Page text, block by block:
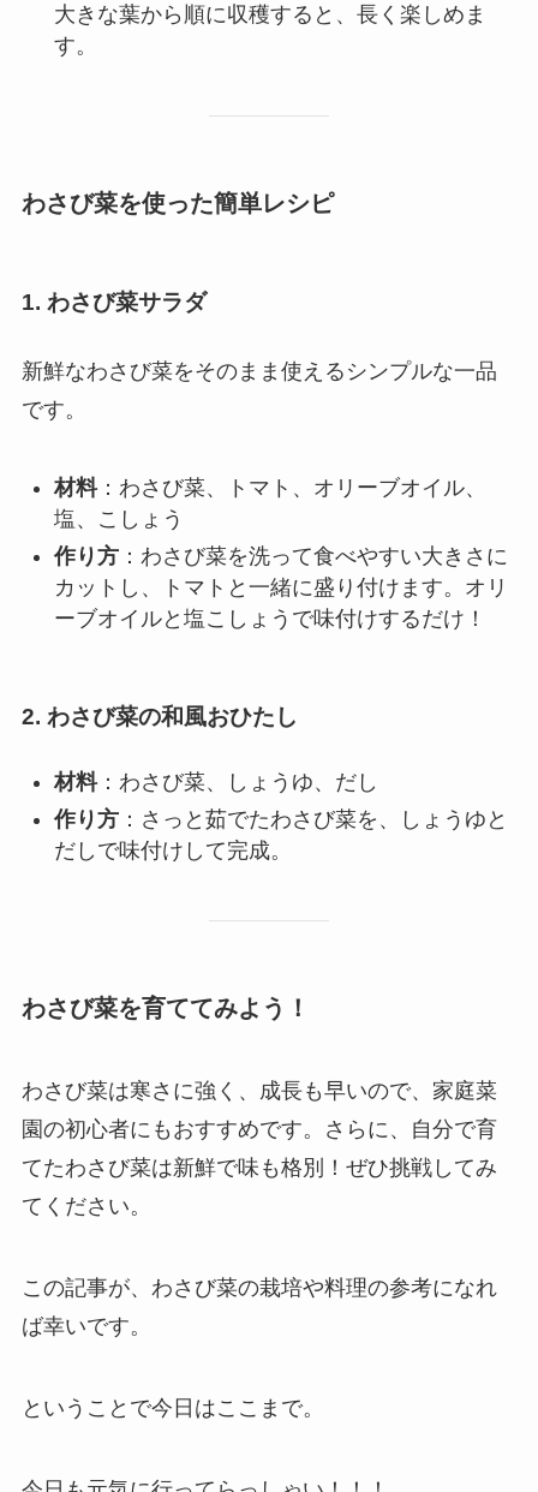
大きな葉から順に収穫すると、長く楽しめま
す。
わさび菜を使った簡単レシピ
1. わさび菜サラダ
新鮮なわさび菜をそのまま使えるシンプルな一品
です。
材料：わさび菜、トマト、オリーブオイル、
塩、こしょう
作り方：わさび菜を洗って食べやすい大きさに
カットし、トマトと一緒に盛り付けます。オリ
ーブオイルと塩こしょうで味付けするだけ！
2. わさび菜の和風おひたし
材料：わさび菜、しょうゆ、だし
作り方：さっと茹でたわさび菜を、しょうゆと
だしで味付けして完成。
わさび菜を育ててみよう！
わさび菜は寒さに強く、成長も早いので、家庭菜
園の初心者にもおすすめです。さらに、自分で育
てたわさび菜は新鮮で味も格別！ぜひ挑戦してみ
てください。
この記事が、わさび菜の栽培や料理の参考になれ
ば幸いです。
ということで今日はここまで。